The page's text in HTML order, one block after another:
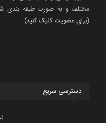
مختلف و به صورت طبقه بندی
(برای عضویت کلیک کنید)
دسترسی سریع